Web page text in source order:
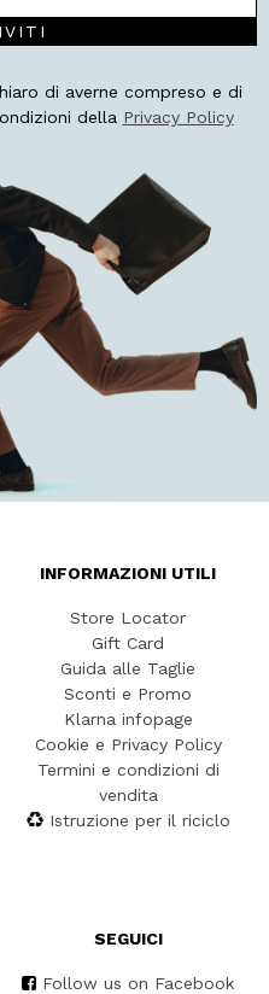
di averne compreso e di
della Privacy Policy
INFORMAZIONI UTILI
Store Locator
Gift Card
Guida alle Taglie
Sconti e Promo
Klarna infopage
Cookie e Privacy Policy
Termini e condizioni di
vendita
Istruzione per il riciclo
SEGUICI
Follow us on Facebook